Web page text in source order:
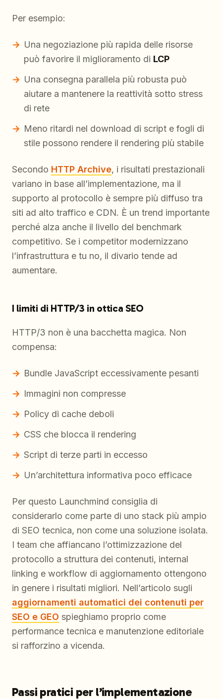
Per esempio:
Una negoziazione più rapida delle risorse
può favorire il miglioramento di LCP
Una consegna parallela più robusta può
aiutare a mantenere la reattività sotto stress
di rete
Meno ritardi nel download di script e fogli di
stile possono rendere il rendering più stabile
Secondo HTTP Archive, i risultati prestazionali
variano in base all’implementazione, ma il
supporto al protocollo è sempre più diffuso tra
siti ad alto traffico e CDN. È un trend importante
perché alza anche il livello del benchmark
competitivo. Se i competitor modernizzano
l’infrastruttura e tu no, il divario tende ad
aumentare.
I limiti di HTTP/3 in ottica SEO
HTTP/3 non è una bacchetta magica. Non
compensa:
Bundle JavaScript eccessivamente pesanti
Immagini non compresse
Policy di cache deboli
CSS che blocca il rendering
Script di terze parti in eccesso
Un’architettura informativa poco efficace
Per questo Launchmind consiglia di
considerarlo come parte di uno stack più ampio
di SEO tecnica, non come una soluzione isolata.
I team che affiancano l’ottimizzazione del
protocollo a struttura dei contenuti, internal
linking e workflow di aggiornamento ottengono
in genere i risultati migliori. Nell’articolo sugli
aggiornamenti automatici dei contenuti per
SEO e GEO spieghiamo proprio come
performance tecnica e manutenzione editoriale
si rafforzino a vicenda.
Passi pratici per l’implementazione